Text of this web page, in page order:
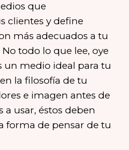
que
clientes y define
más adecuados a tu
todo lo que lee, oye
un medio ideal para tu
la filosofía de tu
e imagen antes de
a usar, éstos deben
forma de pensar de tu